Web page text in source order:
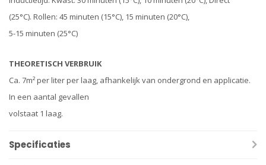
(25°C). Rollen: 45 minuten (15°C), 15 minuten (20°C),
5-15 minuten (25°C)
THEORETISCH VERBRUIK
Ca. 7m² per liter per laag, afhankelijk van ondergrond en applicatie.
In een aantal gevallen
volstaat 1 laag.
Specificaties